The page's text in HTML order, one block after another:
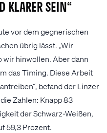
klarer sein“
vor dem gegnerischen
übrig lässt. „Wir
hinwollen. Aber dann
das Timing. Diese Arbeit
befand der Linzer
Zahlen: Knapp 83
der Schwarz-Weißen,
59,3 Prozent.